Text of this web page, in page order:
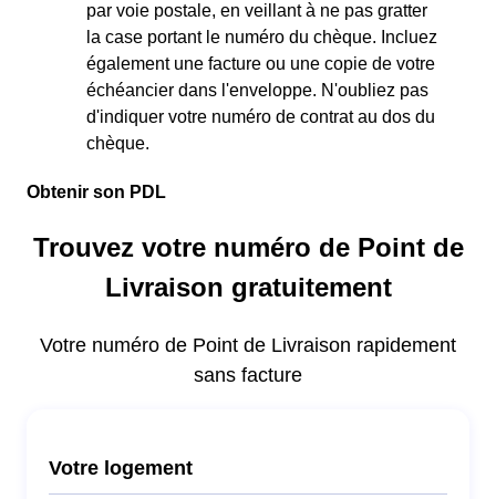
par voie postale, en veillant à ne pas gratter
la case portant le numéro du chèque. Incluez
également une facture ou une copie de votre
échéancier dans l'enveloppe. N'oubliez pas
d'indiquer votre numéro de contrat au dos du
chèque.
Obtenir son PDL